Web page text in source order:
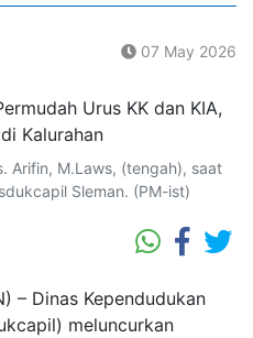
07 May 2026
Arifin, M.Laws, (tengah), saat
Sleman. (PM-ist)
– Dinas Kependudukan
meluncurkan